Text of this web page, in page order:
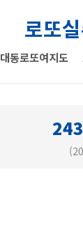
로또
대동로또여지도